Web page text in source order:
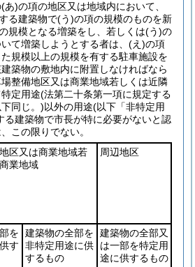
(あ)の項の地区又は地域内において、
る建築物で(う)の項の規模のものを新
規模となる増築をし、若しくは(う)の
て増築しようとする者は、 (え)の項
規模以上の規模を有する駐車施設を
築物の敷地内に附置しなければなら
整備地区又は商業地域若しくは近隣
定用途(法第二十条第一項に規定する
同じ。)以外の用途(以下「非特定用
る建築物で市長が特に必要がないと認
この限りでない。
区又は商業地域若
業地域
周辺地区
を
す
建築物の全部を
非特定用途に供
するもの
建築物の全部又
は一部を特定用
途に供するもの